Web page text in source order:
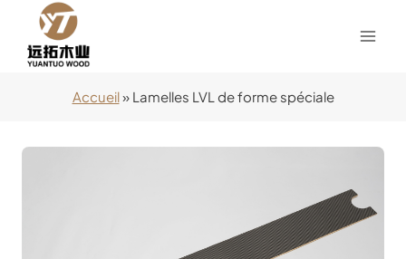
contenu
Accueil» Lamelles LVL de forme spéciale